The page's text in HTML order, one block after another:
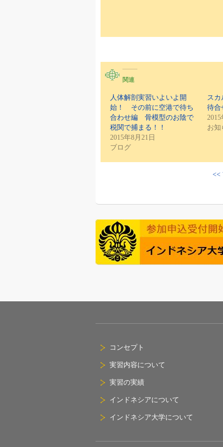
関連
人体解剖実習いよいよ開
始！ その前に空港で待ち
合わせ編 骨模型のお陰で
税関で捕まる！！
2015年8月21日
ブログ
スカ
待合
お知
<<
コンセプト
実習内容について
実習の実績
インドネシアについて
インドネシア大学について